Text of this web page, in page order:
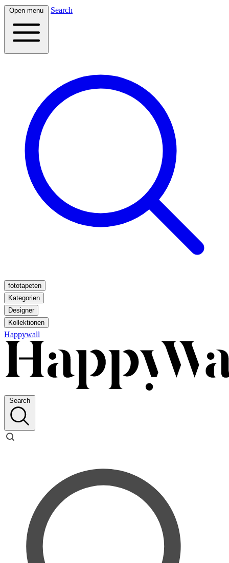
Open menu Search
fototapeten
Kategorien
Designer
Kollektionen
Happywall
Search